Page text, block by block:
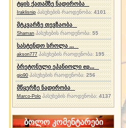
ტყის ქათამზე ნადირობა
Iraklisnip პასუხების რაოდენობა: 4101
მტკვარზე თევზაობა
Shaman პასუხების რაოდენობა:55
სასტენდო სროლა ...
akson777 პასუხების რაოდენობა:195
ბრეტონული ეპანიოლი ep...
gio90 პასუხების რაოდენობა:256
მწყერზე ნადირობა
Marco-Polo პასუხების რაოდენობა:4137
ბოლო კომენტარები